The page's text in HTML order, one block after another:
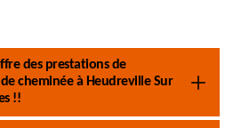
des prestations de
cheminée à Heudreville Sur
!!